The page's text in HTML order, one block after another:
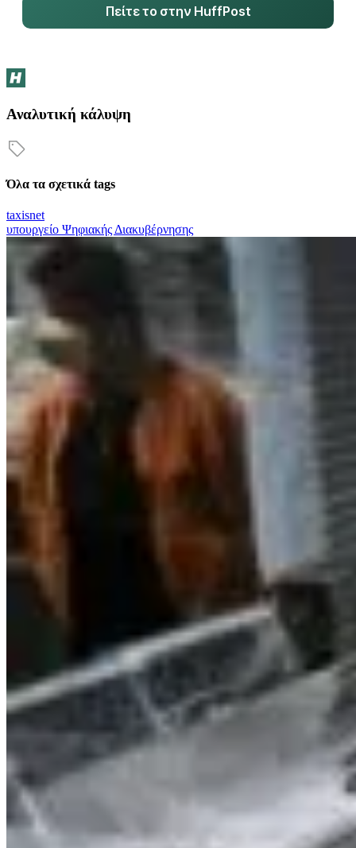
Πείτε το στην HuffPost
Αναλυτική κάλυψη
Όλα τα σχετικά tags
taxisnet
υπουργείο Ψηφιακής Διακυβέρνησης